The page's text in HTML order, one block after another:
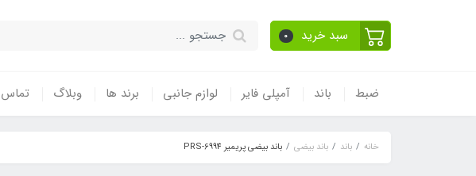
سبد خرید 0
ضبط باند آمپلی فایر لوازم جانبی برند ها وبلاگ تماس
خانه باند باند بیضی باند بیضی پریمیر PRS-6994